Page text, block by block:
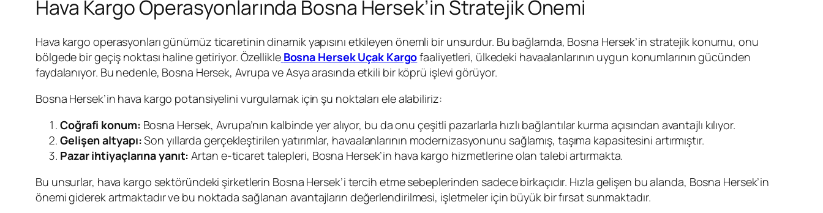
Hava Kargo Operasyonlarında Bosna Hersek’in Stratejik Önemi
Hava kargo operasyonları günümüz ticaretinin dinamik yapısını etkileyen önemli bir unsurdur. Bu bağlamda, Bosna Hersek’in stratejik konumu, onu
bölgede bir geçiş noktası haline getiriyor. Özellikle Bosna Hersek Uçak Kargofaaliyetleri, ülkedeki havaalanlarının uygun konumlarının gücünden
faydalanıyor. Bu nedenle, Bosna Hersek, Avrupa ve Asya arasında etkili bir köprü işlevi görüyor.
Bosna Hersek’in hava kargo potansiyelini vurgulamak için şu noktaları ele alabiliriz:
Coğrafi konum: Bosna Hersek, Avrupa’nın kalbinde yer alıyor, bu da onu çeşitli pazarlarla hızlı bağlantılar kurma açısından avantajlı kılıyor.
Gelişen altyapı:Son yıllarda gerçekleştirilen yatırımlar, havaalanlarının modernizasyonunu sağlamış, taşıma kapasitesini artırmıştır.
Pazar ihtiyaçlarına yanıt: Artan e-ticaret talepleri, Bosna Hersek’in hava kargo hizmetlerine olan talebi artırmakta.
Bu unsurlar, hava kargo sektöründeki şirketlerin Bosna Hersek’i tercih etme sebeplerinden sadece birkaçıdır. Hızla gelişen bu alanda, Bosna Hersek’in
önemi giderek artmaktadır ve bu noktada sağlanan avantajların değerlendirilmesi, işletmeler için büyük bir fırsat sunmaktadır.